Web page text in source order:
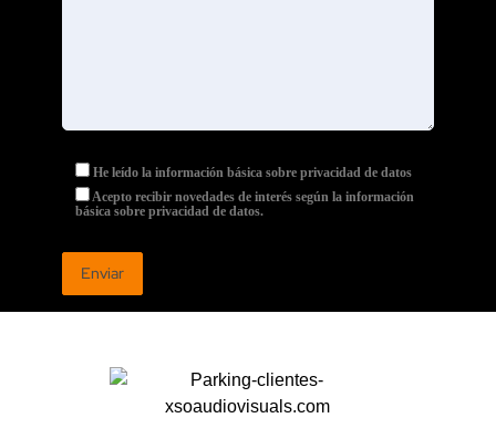
He leído la información básica sobre privacidad de datos
Acepto recibir novedades de interés según la información
básica sobre privacidad de datos.